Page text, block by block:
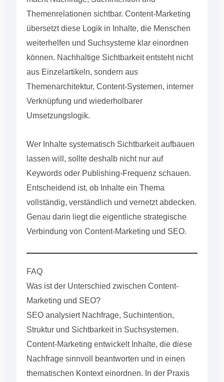
Themenrelationen sichtbar. Content-Marketing
übersetzt diese Logik in Inhalte, die Menschen
weiterhelfen und Suchsysteme klar einordnen
können. Nachhaltige Sichtbarkeit entsteht nicht
aus Einzelartikeln, sondern aus
Themenarchitektur, Content-Systemen, interner
Verknüpfung und wiederholbarer
Umsetzungslogik.
Wer Inhalte systematisch Sichtbarkeit aufbauen
lassen will, sollte deshalb nicht nur auf
Keywords oder Publishing-Frequenz schauen.
Entscheidend ist, ob Inhalte ein Thema
vollständig, verständlich und vernetzt abdecken.
Genau darin liegt die eigentliche strategische
Verbindung von Content-Marketing und SEO.
FAQ
Was ist der Unterschied zwischen Content-
Marketing und SEO?
SEO analysiert Nachfrage, Suchintention,
Struktur und Sichtbarkeit in Suchsystemen.
Content-Marketing entwickelt Inhalte, die diese
Nachfrage sinnvoll beantworten und in einen
thematischen Kontext einordnen. In der Praxis